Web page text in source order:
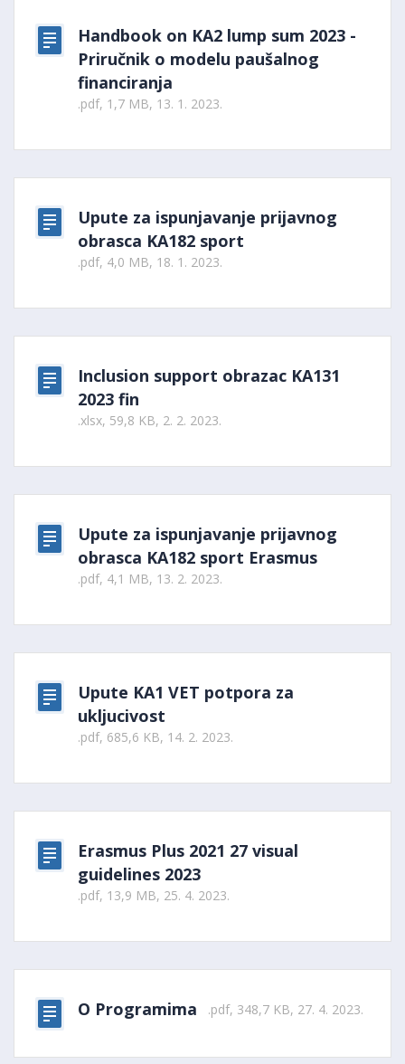
Handbook on KA2 lump sum 2023 -
Priručnik o modelu paušalnog
financiranja
.pdf, 1,7 MB, 13. 1. 2023.
Upute za ispunjavanje prijavnog
obrasca KA182 sport
.pdf, 4,0 MB, 18. 1. 2023.
Inclusion support obrazac KA131
2023 fin
.xlsx, 59,8 KB, 2. 2. 2023.
Upute za ispunjavanje prijavnog
obrasca KA182 sport Erasmus
.pdf, 4,1 MB, 13. 2. 2023.
Upute KA1 VET potpora za
ukljucivost
.pdf, 685,6 KB, 14. 2. 2023.
Erasmus Plus 2021 27 visual
guidelines 2023
.pdf, 13,9 MB, 25. 4. 2023.
O Programima .pdf, 348,7 KB, 27. 4. 2023.